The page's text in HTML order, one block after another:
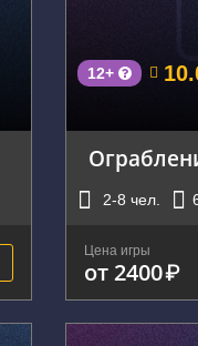
г.
12+
2-8 чел.
Цена игры
от 2400₽